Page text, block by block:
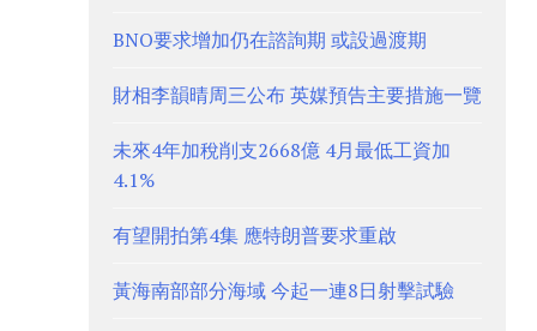
BNO要求增加仍在諮詢期 或設過渡期
財相李韻晴周三公布 英媒預告主要措施一覽
未來4年加稅削支2668億 4月最低工資加
4.1%
有望開拍第4集 應特朗普要求重啟
黃海南部部分海域 今起一連8日射擊試驗